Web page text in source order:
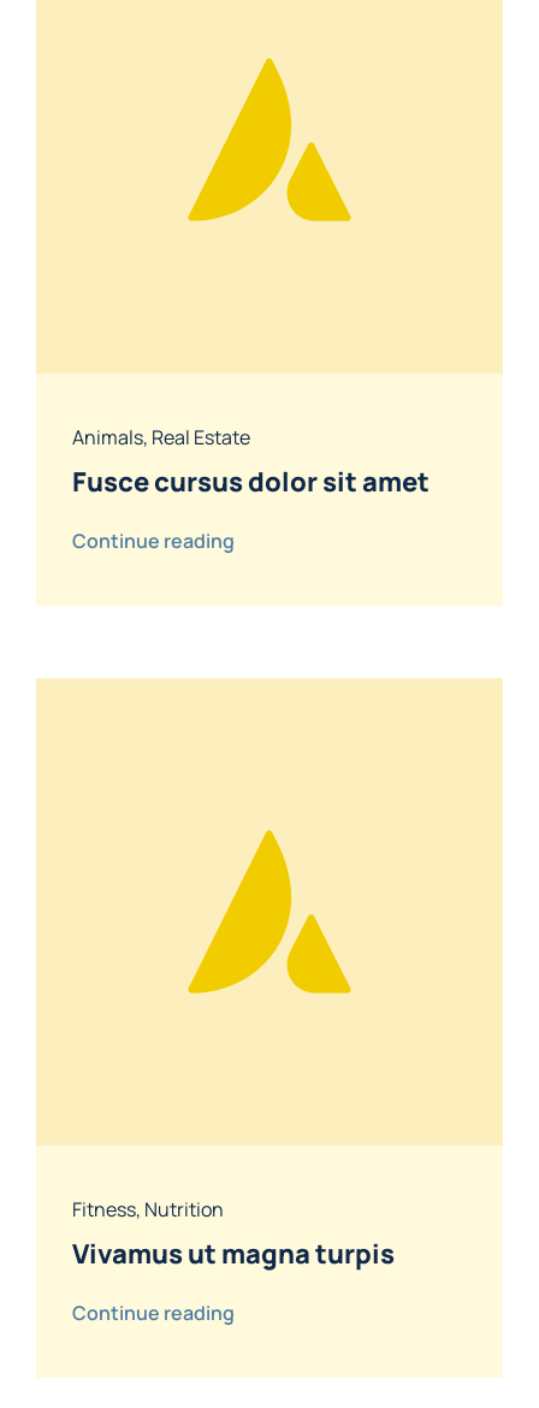
Animals, Real Estate
Fusce cursus dolor sit amet
Continue reading
Fitness, Nutrition
Vivamus ut magna turpis
Continue reading